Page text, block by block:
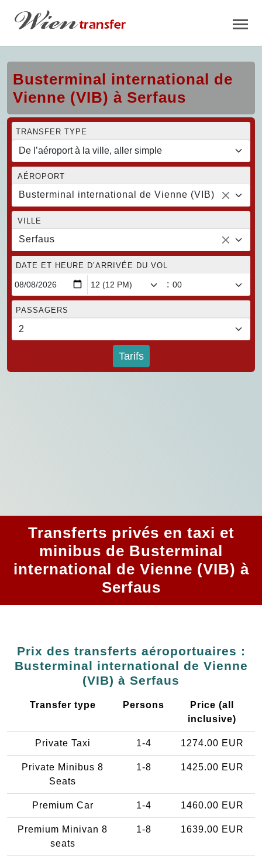
Busterminal international de
Vienne (VIB) à Serfaus
TRANSFER TYPE
AÉROPORT
Busterminal international de Vienne (VIB)
VILLE
Serfaus
DATE ET HEURE D’ARRIVÉE DU VOL
:
PASSAGERS
Tarifs
Transferts privés en taxi et
minibus de Busterminal
international de Vienne (VIB) à
Serfaus
Prix des transferts aéroportuaires :
Busterminal international de Vienne
(VIB) à Serfaus
Transfer type Persons
Price (all
inclusive)
Private Taxi 1-4 1274.00 EUR
Private Minibus 8
Seats
1-8 1425.00 EUR
Premium Car 1-4 1460.00 EUR
Premium Minivan 8
seats
1-8 1639.00 EUR